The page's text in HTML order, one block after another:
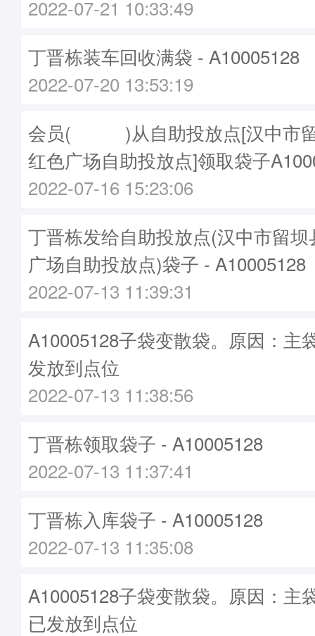
2022-07-21 10:33:49
丁晋栋装车回收满袋 - A10005128
2022-07-20 13:53:19
会员( )从自助投放点[汉中市留
红色广场自助投放点]领取袋子
2022-07-16 15:23:06
丁晋栋发给自助投放点(汉中市留
广场自助投放点)袋子 - A10005128
2022-07-13 11:39:31
A10005128子袋变散袋。原因：主
发放到点位
2022-07-13 11:38:56
丁晋栋领取袋子 - A10005128
2022-07-13 11:37:41
丁晋栋入库袋子 - A10005128
2022-07-13 11:35:08
A10005128子袋变散袋。原因：主
已发放到点位